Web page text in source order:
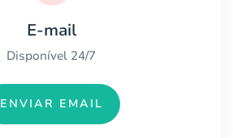
E-mail
Disponível 24/7
ENVIAR EMAIL